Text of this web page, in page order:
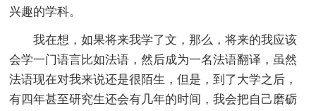
兴趣的学科。
我在想，如果将来我学了文，那么，将来的我应该
会学一门语言比如法语，然后成为一名法语翻译，虽然
法语现在对我来说还是很陌生，但是，到了大学之后，
有四年甚至研究生还会有几年的时间，我会把自己磨砺